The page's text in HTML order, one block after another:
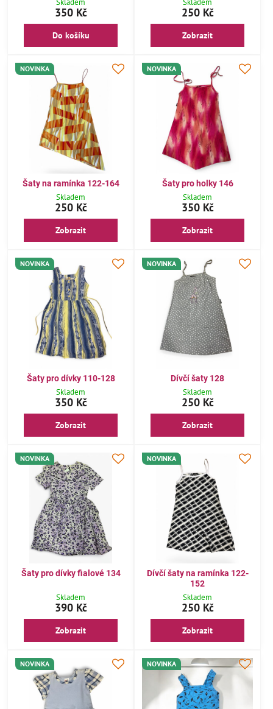
350 Kč
Do košíku
250 Kč
Zobrazit
NOVINKA
Šaty na ramínka 122-164
Skladem
250 Kč
Zobrazit
NOVINKA
Šaty pro holky 146
Skladem
350 Kč
Zobrazit
NOVINKA
Šaty pro dívky 110-128
Skladem
350 Kč
Zobrazit
NOVINKA
Dívčí šaty 128
Skladem
250 Kč
Zobrazit
NOVINKA
Šaty pro dívky fialové 134
Skladem
390 Kč
Zobrazit
NOVINKA
Dívčí šaty na ramínka 122-
152
Skladem
250 Kč
Zobrazit
NOVINKA NOVINKA